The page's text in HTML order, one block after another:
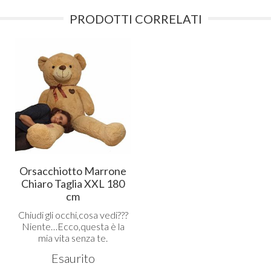
PRODOTTI CORRELATI
Orsacchiotto Marrone
Chiaro Taglia XXL 180
cm
Chiudi gli occhi,cosa vedi???
Niente…Ecco,questa è la
mia vita senza te.
Esaurito